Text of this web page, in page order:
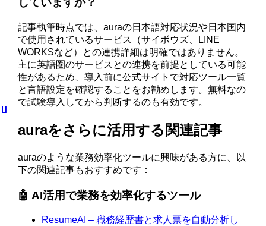
記事執筆時点では、auraの日本語対応状況や日本国内
で使用されているサービス（サイボウズ、LINE
WORKSなど）との連携詳細は明確ではありません。
主に英語圏のサービスとの連携を前提としている可能
性があるため、導入前に公式サイトで対応ツール一覧
と言語設定を確認することをお勧めします。無料なの
で試験導入してから判断するのも有効です。
auraをさらに活用する関連記事
auraのような業務効率化ツールに興味がある方に、以
下の関連記事もおすすめです：
🤖 AI活用で業務を効率化するツール
ResumeAI – 職務経歴書と求人票を自動分析し